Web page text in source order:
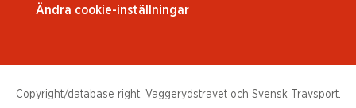
Ändra cookie-inställningar
Copyright/database right, Vaggerydstravet och Svensk Travsport.